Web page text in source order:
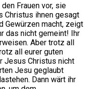
Frauen vor, sie
Christus ihnen gesagt
Gewürzen macht, zeigt
das nicht gemeint! Ihr
Aber trotz all
all eurer guten
Jesus Christus nicht
Jesu geglaubt
Dann wärt ihr